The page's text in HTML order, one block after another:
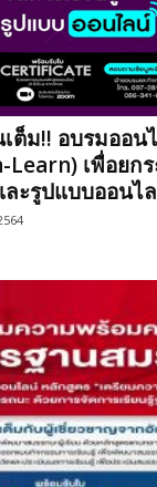
ต็ม!! อบรมออน
เพื่อยก
ละรูปแบบออนไ